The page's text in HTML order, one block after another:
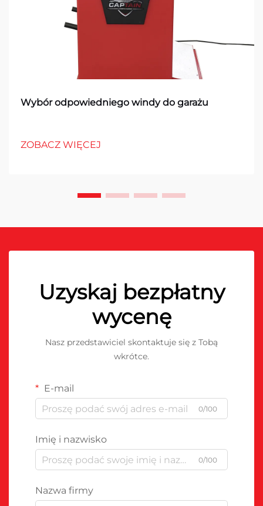
Wybór odpowiedniego windy do garażu
ZOBACZ WIĘCEJ
Uzyskaj bezpłatny
wycenę
Nasz przedstawiciel skontaktuje się z Tobą
wkrótce.
E-mail
0/100
Imię i nazwisko
0/100
Nazwa firmy